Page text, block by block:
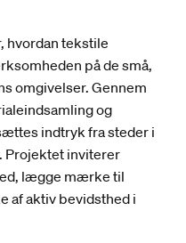
hvordan tekstile
på de små,
omgivelser. Gennem
og
indtryk fra steder i
Projektet inviterer
lægge mærke til
af aktiv bevidsthed i